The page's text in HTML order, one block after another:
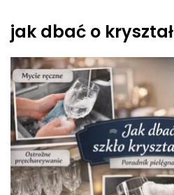
jak dbać o kryształ